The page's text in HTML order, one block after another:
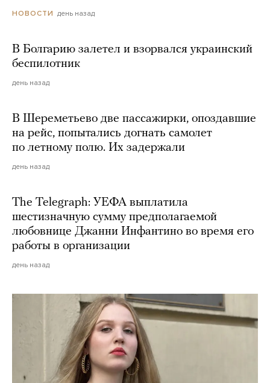
НОВОСТИ день назад
В Болгарию залетел и взорвался украинский
беспилотник
день назад
В Шереметьево две пассажирки, опоздавшие
на рейс, попытались догнать самолет
по летному полю. Их задержали
день назад
The Telegraph: УЕФА выплатила
шестизначную сумму предполагаемой
любовнице Джанни Инфантино во время его
работы в организации
день назад